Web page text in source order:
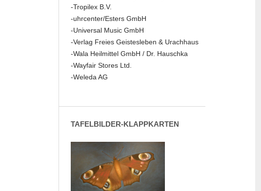
-Tropilex B.V.
-uhrcenter/Esters GmbH
-Universal Music GmbH
-Verlag Freies Geistesleben & Urachhaus
-Wala Heilmittel GmbH / Dr. Hauschka
-Wayfair Stores Ltd.
-Weleda AG
TAFELBILDER-KLAPPKARTEN